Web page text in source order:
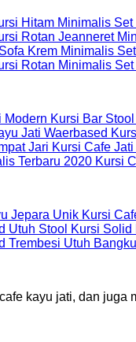
Set
Kursi Bar
Kursi Cafe
Kursi
Kursi
Stool Kursi Solid
kayu jati, dan